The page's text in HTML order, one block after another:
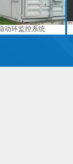
动环监控系统